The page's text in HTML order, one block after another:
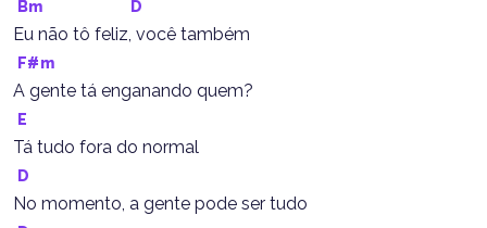
Bm
D
Eu não tô feliz, você também
F#m
A gente tá enganando quem?
E
Tá tudo fora do normal
D
No momento, a gente pode ser tudo